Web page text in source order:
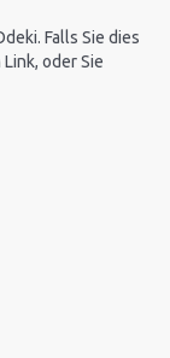
Falls Sie dies
oder Sie